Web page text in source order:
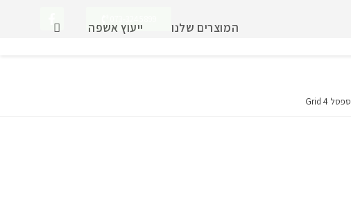
המוצרים שלנו ייעוץ אשפה
ספסל Grid 4